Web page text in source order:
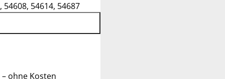
54608, 54614, 54687
ohne Kosten